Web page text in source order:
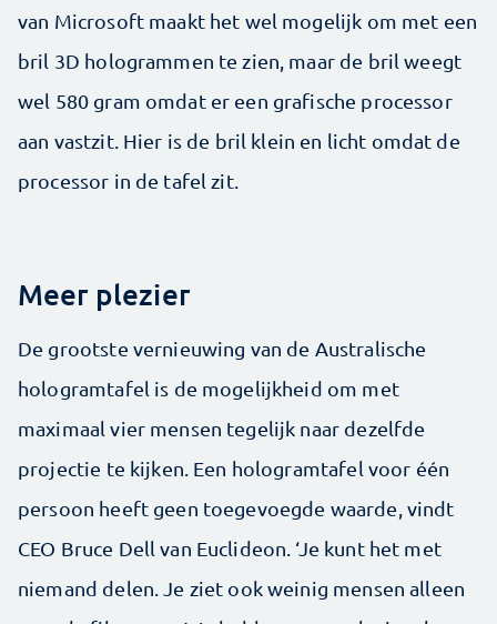
van Microsoft maakt het wel mogelijk om met een
bril 3D hologrammen te zien, maar de bril weegt
wel 580 gram omdat er een grafische processor
aan vastzit. Hier is de bril klein en licht omdat de
processor in de tafel zit.
Meer plezier
De grootste vernieuwing van de Australische
hologramtafel is de mogelijkheid om met
maximaal vier mensen tegelijk naar dezelfde
projectie te kijken. Een hologramtafel voor één
persoon heeft geen toegevoegde waarde, vindt
CEO Bruce Dell van Euclideon. ‘Je kunt het met
niemand delen. Je ziet ook weinig mensen alleen